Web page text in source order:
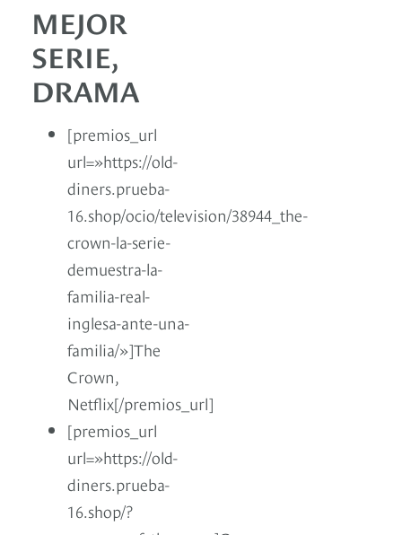
MEJOR
SERIE,
DRAMA
[premios_url
url=»https://old-
diners.prueba-
16.shop/ocio/television/38944_the-
crown-la-serie-
demuestra-la-
familia-real-
inglesa-ante-una-
familia/»]The
Crown,
Netflix[/premios_url]
[premios_url
url=»https://old-
diners.prueba-
16.shop/?